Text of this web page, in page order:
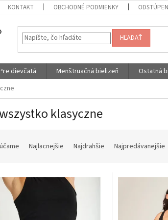
KONTAKT OBCHODNÉ PODMIENKY
HĽADAŤ
dievčatá Menštruačná bielizeň Ostatná
klasyczne
Najlacnejšie Najdrahšie Najpredávanejšie